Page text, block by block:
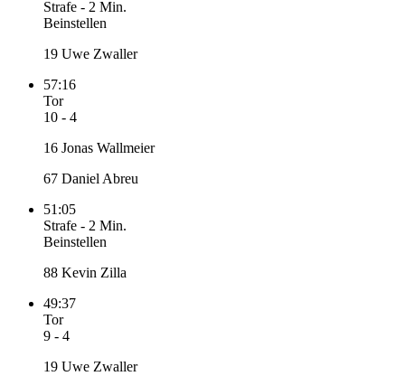
Strafe - 2 Min.
Beinstellen
19 Uwe Zwaller
57:16
Tor
10 - 4
16 Jonas Wallmeier
67 Daniel Abreu
51:05
Strafe - 2 Min.
Beinstellen
88 Kevin Zilla
49:37
Tor
9 - 4
19 Uwe Zwaller